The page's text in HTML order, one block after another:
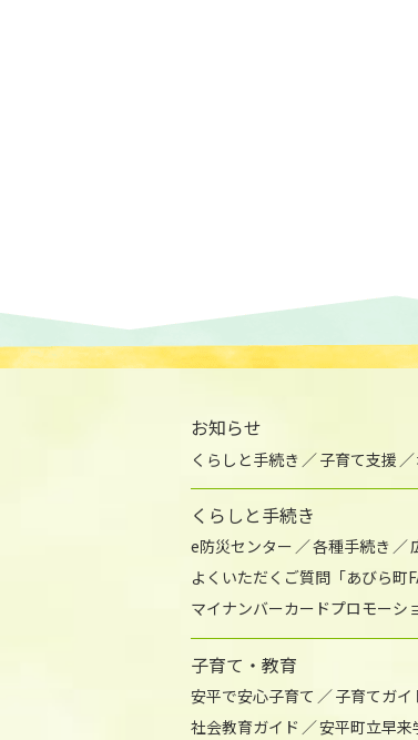
お知らせ
くらしと手続き 子育て支援
くらしと手続き
e防災センター 各種手続き
よくいただくご質問「あびら町
マイナンバーカードプロモーシ
子育て・教育
安平で安心子育て 子育てガイ
社会教育ガイド
安平町立早来